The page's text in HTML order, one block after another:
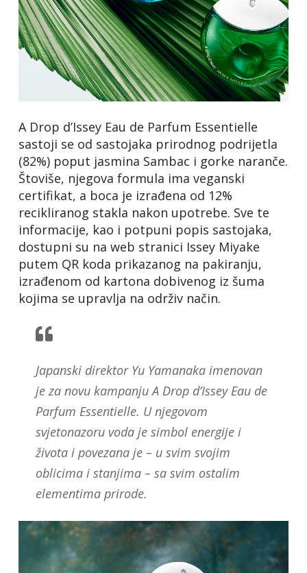
A Drop d’Issey Eau de Parfum Essentielle
sastoji se od sastojaka prirodnog podrijetla
(82%) poput jasmina Sambac i gorke naranče.
Štoviše, njegova formula ima veganski
certifikat, a boca je izrađena od 12%
recikliranog stakla nakon upotrebe. Sve te
informacije, kao i potpuni popis sastojaka,
dostupni su na web stranici Issey Miyake
putem QR koda prikazanog na pakiranju,
izrađenom od kartona dobivenog iz šuma
kojima se upravlja na održiv način.
Japanski direktor Yu Yamanaka imenovan
je za novu kampanju A Drop d’Issey Eau de
Parfum Essentielle. U njegovom
svjetonazoru voda je simbol energije i
života i povezana je – u svim svojim
oblicima i stanjima – sa svim ostalim
elementima prirode.